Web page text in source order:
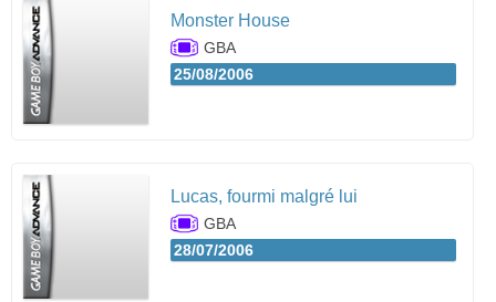
Monster House
GBA
25/08/2006
Lucas, fourmi malgré lui
GBA
28/07/2006